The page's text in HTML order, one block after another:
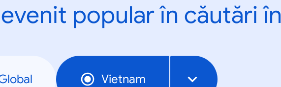
popular în căutări în
Vietnam